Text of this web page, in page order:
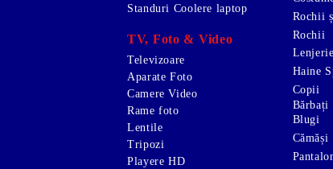
Standuri Coolere laptop
TV, Foto & Video
Televizoare
Aparate Foto
Camere Video
Rame foto
Lentile
Tripozi
Playere HD
Rochii
Rochii
Lenjerie
Haine
Copii
Bărbați
Blugi
Cămăși